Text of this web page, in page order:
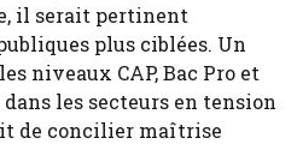
il serait pertinent
plus ciblées. Un
niveaux CAP, Bac Pro et
les secteurs en tension
de concilier maîtrise